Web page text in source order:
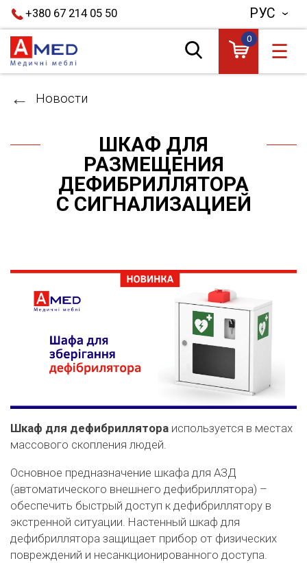
+380 67 214 05 50 РУС
0
☰
Новости
ШКАФ ДЛЯ
РАЗМЕЩЕНИЯ
ДЕФИБРИЛЛЯТОРА
С СИГНАЛИЗАЦИЕЙ
Шкаф для дефибриллятора используется в местах
массового скопления людей.
Основное предназначение шкафа для АЗД
(автоматического внешнего дефибриллятора) –
обеспечить быстрый доступ к дефибриллятору в
экстренной ситуации. Настенный шкаф для
дефибриллятора защищает прибор от физических
повреждений и несанкционированного доступа.